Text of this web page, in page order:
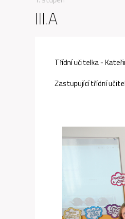
III.A
Třídní učitelka -
Zastupující třídní